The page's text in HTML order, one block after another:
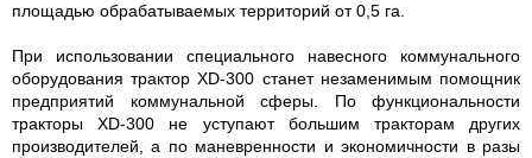
площадью обрабатываемых территорий от 0,5 га.
При использовании специального навесного коммунального
оборудования трактор XD-300 станет незаменимым помощник
предприятий коммунальной сферы. По функциональности
тракторы XD-300 не уступают большим тракторам других
производителей, а по маневренности и экономичности в разы